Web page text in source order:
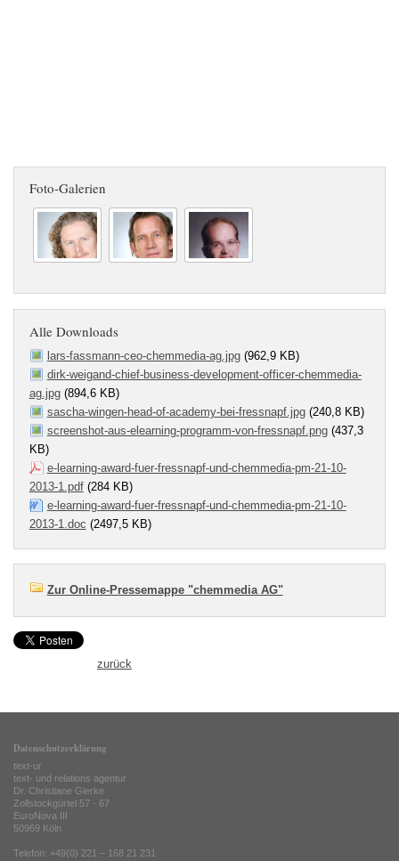
Foto-Galerien
Alle Downloads
lars-fassmann-ceo-chemmedia-ag.jpg(962,9 KB)
dirk-weigand-chief-business-development-officer-chemmedia-
ag.jpg(894,6 KB)
sascha-wingen-head-of-academy-bei-fressnapf.jpg(240,8 KB)
screenshot-aus-elearning-programm-von-fressnapf.png(437,3
KB)
e-learning-award-fuer-fressnapf-und-chemmedia-pm-21-10-
2013-1.pdf(284 KB)
e-learning-award-fuer-fressnapf-und-chemmedia-pm-21-10-
2013-1.doc (2497,5 KB)
Zur Online-Pressemappe "chemmedia AG"
zurück
Datenschutzerklärung
text-ur
text- und relations agentur
Dr. Christiane Gierke
Zollstockgürtel 57 - 67
EuroNova III
50969 Köln
Telefon: +49(0) 221 – 168 21 231